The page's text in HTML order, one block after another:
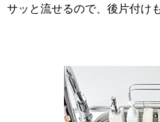
サッと流せるので、後片付け